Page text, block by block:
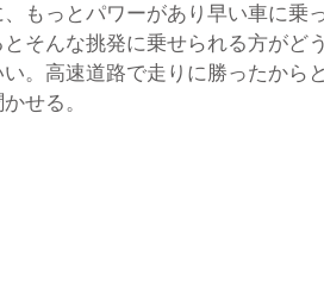
もっとパワーがあり早い車に乗
とそんな挑発に乗せられる方がど
。高速道路で走りに勝ったから
せる。